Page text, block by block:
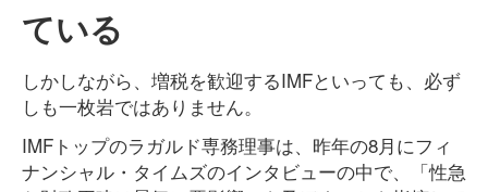
ている
しかしながら、増税を歓迎するIMFといっても、必ず
しも一枚岩ではありません。
IMFトップのラガルド専務理事は、昨年の8月にフィ
ナンシャル・タイムズのインタビューの中で、「性急